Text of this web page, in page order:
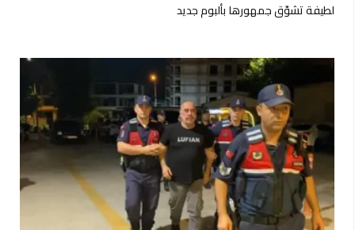
لطيفة تشوّق جمهورها بألبوم جديد